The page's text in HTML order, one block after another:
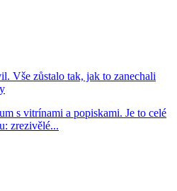
Vše zůstalo tak, jak to zanechali
s vitrínami a popiskami. Je to celé
zrezivělé...